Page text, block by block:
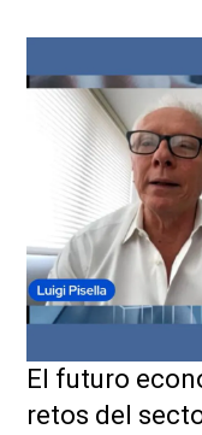
El futuro
retos del